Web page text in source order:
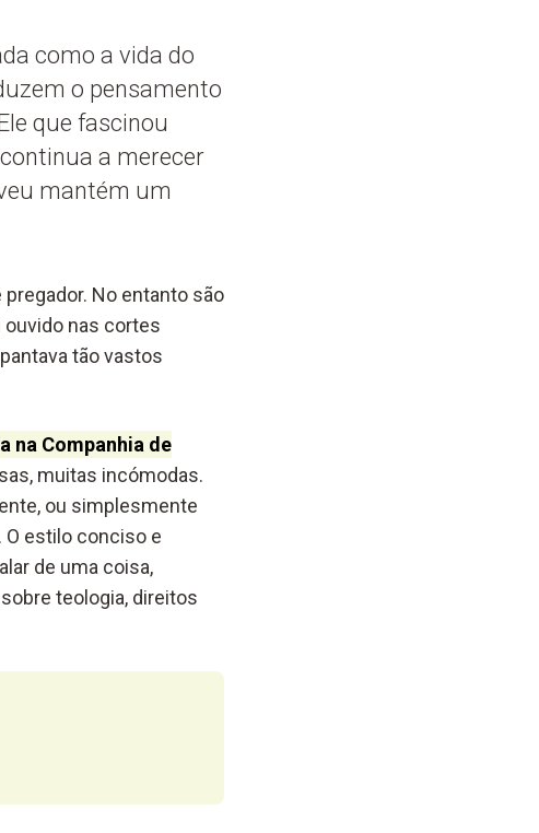
como a vida do
o pensamento
que fascinou
a merecer
mantém um
No entanto são
nas cortes
tão vastos
na Companhia de
muitas incómodas.
ou simplesmente
estilo conciso e
de uma coisa,
teologia, direitos